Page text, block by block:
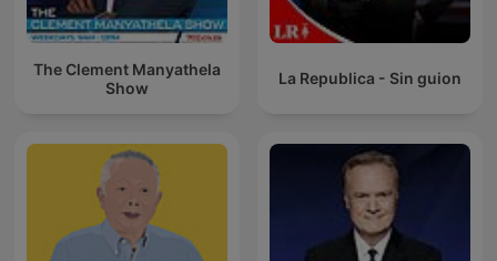
The Clement Manyathela
Show
La Republica - Sin guion